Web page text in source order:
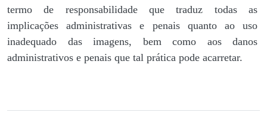
termo de responsabilidade que traduz todas as
implicações administrativas e penais quanto ao uso
inadequado das imagens, bem como aos danos
administrativos e penais que tal prática pode acarretar.